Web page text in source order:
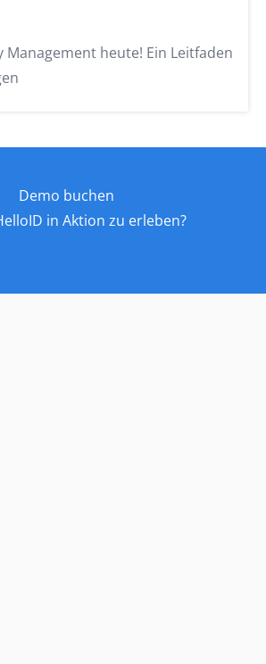
Management heute! Ein Leitfaden
Demo buchen
in Aktion zu erleben?